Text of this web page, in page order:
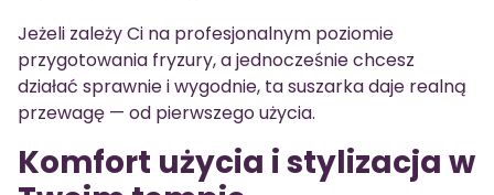
Jeżeli zależy Ci na profesjonalnym poziomie
przygotowania fryzury, a jednocześnie chcesz
działać sprawnie i wygodnie, ta suszarka daje realną
przewagę — od pierwszego użycia.
Komfort użycia i stylizacja w